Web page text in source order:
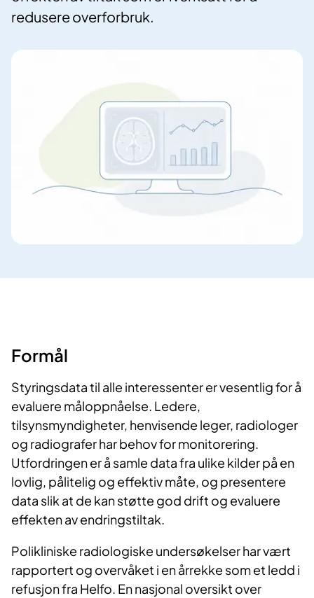
redusere overforbruk.
Formål
Styringsdata til alle interessenter er vesentlig for å
evaluere måloppnåelse. Ledere,
tilsynsmyndigheter, henvisende leger, radiologer
og radiografer har behov for monitorering.
Utfordringen er å samle data fra ulike kilder på en
lovlig, pålitelig og effektiv måte, og presentere
data slik at de kan støtte god drift og evaluere
effekten av endringstiltak.
Polikliniske radiologiske undersøkelser har vært
rapportert og overvåket i en årrekke som et ledd i
refusjon fra Helfo. En nasjonal oversikt over